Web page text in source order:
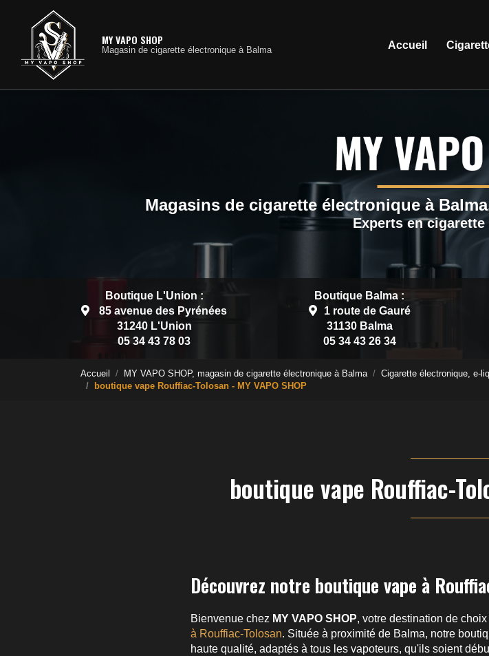
principal
MY VAPO SHOP
Magasin de cigarette électronique à Balma Accueil
Magasins de cigarette électronique à
Experts en
Boutique L'Union :
85 avenue des Pyrénées
31240 L'Union
05 34 43 78 03
Boutique Balma :
1 route de Gauré
31130 Balma
05 34 43 26 34
Accueil MY VAPO SHOP, magasin de cigarette électronique à Balma
Cigarette électronique, e-
boutique vape Rouffiac-Tolosan - MY VAPO SHOP
boutique vape Rouffiac-
Découvrez notre boutique vape à
Bienvenue chez MY VAPO SHOP, votre destination de
à Rouffiac-Tolosan. Située à proximité de Balma, notre
haute qualité, adaptés à tous les vapoteurs, qu'ils soient